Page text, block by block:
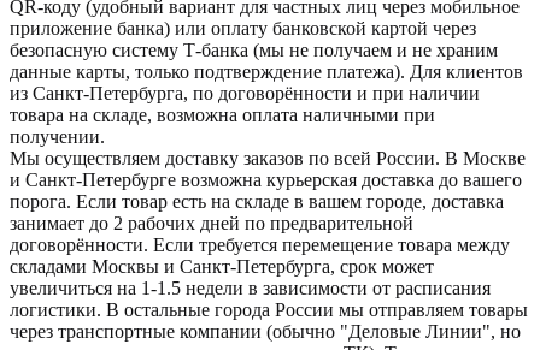
QR-коду (удобный вариант для частных лиц через мобильное
приложение банка) или оплату банковской картой через
безопасную систему Т-банка (мы не получаем и не храним
данные карты, только подтверждение платежа). Для клиентов
из Санкт-Петербурга, по договорённости и при наличии
товара на складе, возможна оплата наличными при
получении.
Мы осуществляем доставку заказов по всей России. В Москве
и Санкт-Петербурге возможна курьерская доставка до вашего
порога. Если товар есть на складе в вашем городе, доставка
занимает до 2 рабочих дней по предварительной
договорённости. Если требуется перемещение товара между
складами Москвы и Санкт-Петербурга, срок может
увеличиться на 1-1.5 недели в зависимости от расписания
логистики. В остальные города России мы отправляем товары
через транспортные компании (обычно "Деловые Линии", но